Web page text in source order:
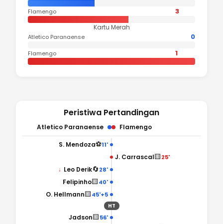
Flamengo 3
Kartu Merah
Atletico Paranaense 0
Flamengo 1
Peristiwa Pertandingan
Atletico Paranaense Flamengo
11'
⚽
S. Mendoza
J. Carrascal🟨25'
28'
🔄
↓ Leo Derik
40'
🟨
Felipinho
45'+5
🟨
O. Hellmann
HT
56'
🟨
Jadson